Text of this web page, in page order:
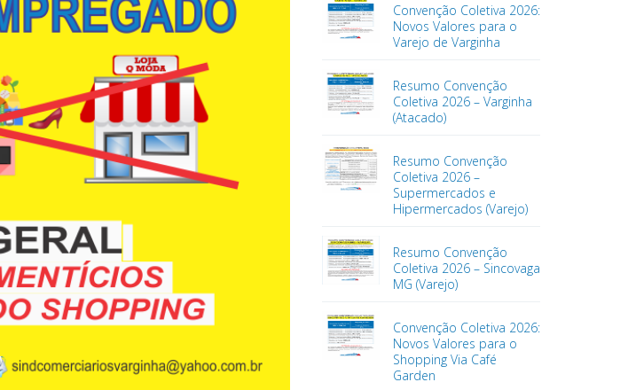
Convenção Coletiva 2026:
Novos Valores para o
Varejo de Varginha
Resumo Convenção
Coletiva 2026 – Varginha
(Atacado)
Resumo Convenção
Coletiva 2026 –
Supermercados e
Hipermercados (Varejo)
Resumo Convenção
Coletiva 2026 – Sincovaga
MG (Varejo)
Convenção Coletiva 2026:
Novos Valores para o
Shopping Via Café
Garden